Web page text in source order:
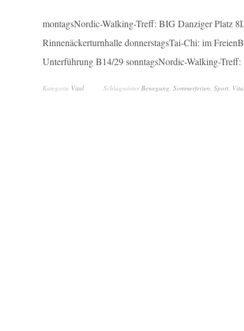
montagsNordic-Walking-Treff: BIG Danziger Platz
Rinnenäckerturnhalle donnerstagsTai-Chi: im
Unterführung B14/29 sonntagsNordic-Walking-
Kategorie Vital SchlagwörterBewegung, Sommerferien, Sport,